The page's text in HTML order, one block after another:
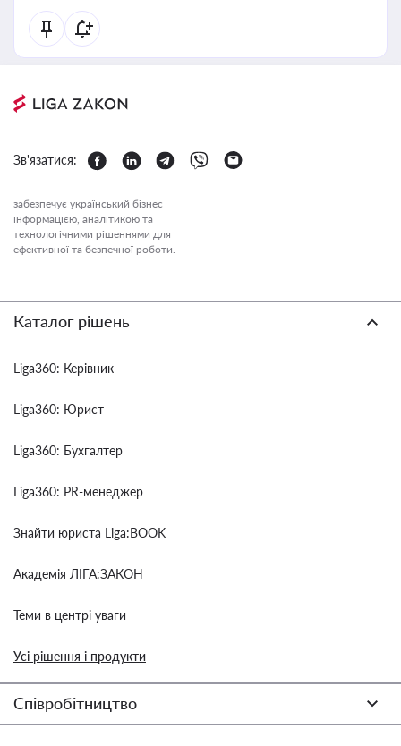
Зв'язатися:
забезпечує український бізнес
інформацією, аналітикою та
технологічними рішеннями для
ефективної та безпечної роботи.
Каталог рішень
Liga360: Керівник
Liga360: Юрист
Liga360: Бухгалтер
Liga360: PR-менеджер
Знайти юриста Liga:BOOK
Академія ЛІГА:ЗАКОН
Теми в центрі уваги
Усі рішення і продукти
Співробітництво